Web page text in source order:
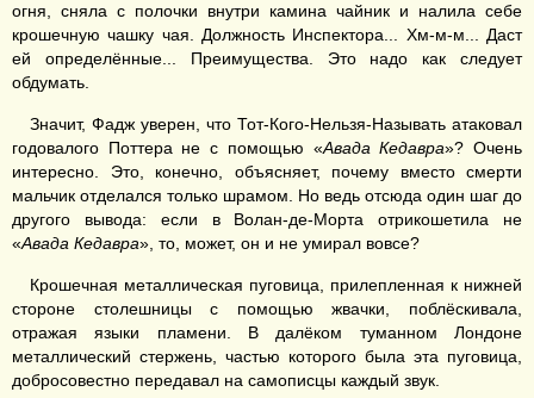
огня, сняла с полочки внутри камина чайник и налила себе
крошечную чашку чая. Должность Инспектора... Хм-м-м... Даст
ей определённые... Преимущества. Это надо как следует
обдумать.
Значит, Фадж уверен, что Тот-Кого-Нельзя-Называть атаковал
годовалого Поттера не с помощью «Авада Кедавра»? Очень
интересно. Это, конечно, объясняет, почему вместо смерти
мальчик отделался только шрамом. Но ведь отсюда один шаг до
другого вывода: если в Волан-де-Морта отрикошетила не
«Авада Кедавра», то, может, он и не умирал вовсе?
Крошечная металлическая пуговица, прилепленная к нижней
стороне столешницы с помощью жвачки, поблёскивала,
отражая языки пламени. В далёком туманном Лондоне
металлический стержень, частью которого была эта пуговица,
добросовестно передавал на самописцы каждый звук.